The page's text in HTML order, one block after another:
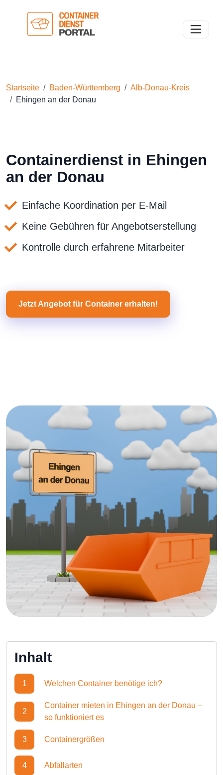
Toggle
Startseite Baden-Württemberg
Alb-Donau-Kreis
Ehingen an der Donau
Containerdienst in Ehingen
an der Donau
Einfache Koordination per E-Mail
Keine Gebühren für Angebotserstellung
Kontrolle durch erfahrene Mitarbeiter
Jetzt Angebot für Container erhalten!
Inhalt
1 Welchen Container benötige ich?
2
Container mieten in Ehingen an der Donau –
so funktioniert es
3 Containergrößen
4 Abfallarten